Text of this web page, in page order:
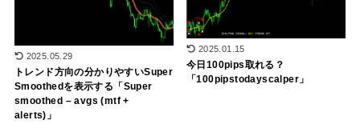
2025.05.29
トレンド方向の分かりやすいSuper
Smoothedを表示する「Super
smoothed – avgs (mtf +
alerts)」
2025.01.15
今日100pips取れる？
「100pipstodayscalper」